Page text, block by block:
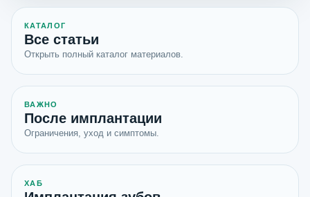
КАТАЛОГ
Все статьи
Открыть полный каталог материалов.
ВАЖНО
После имплантации
Ограничения, уход и симптомы.
ХАБ